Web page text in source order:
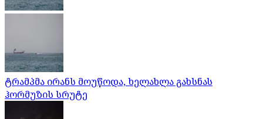
ტრამპმა ირანს მოუწოდა, ხელახლა გახსნას
ჰორმუზის სრუტე